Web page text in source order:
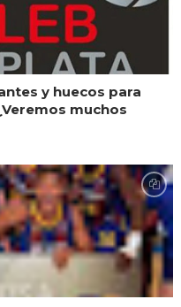
y huecos para
muchos